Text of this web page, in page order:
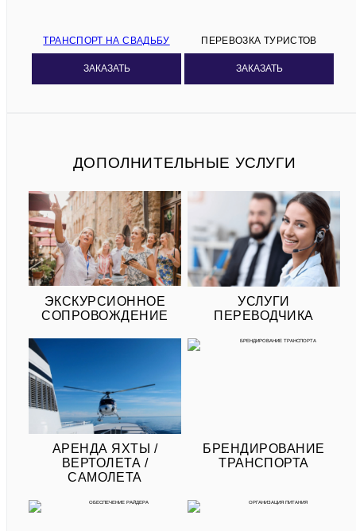
ТРАНСПОРТ НА СВАДЬБУ
ЗАКАЗАТЬ
ПЕРЕВОЗКА ТУРИСТОВ
ЗАКАЗАТЬ
ДОПОЛНИТЕЛЬНЫЕ УСЛУГИ
ЭКСКУРСИОННОЕ
СОПРОВОЖДЕНИЕ
УСЛУГИ
ПЕРЕВОДЧИКА
АРЕНДА ЯХТЫ /
ВЕРТОЛЕТА /
САМОЛЕТА
БРЕНДИРОВАНИЕ
ТРАНСПОРТА